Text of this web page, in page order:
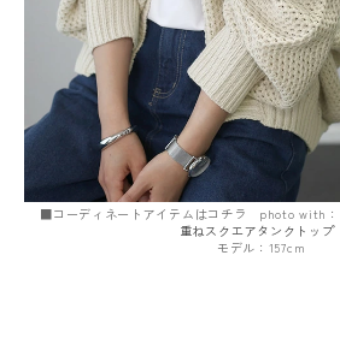
■コーディネートアイテムはコチラ photo with：
重ねスクエアタンクトップ
モデル：157cm